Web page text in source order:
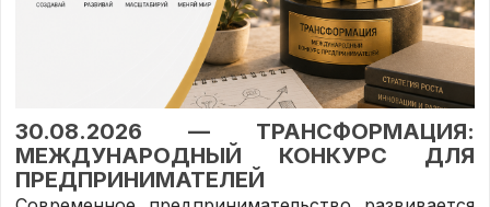
30.08.2026 — ТРАНСФОРМАЦИЯ:
МЕЖДУНАРОДНЫЙ КОНКУРС ДЛЯ
ПРЕДПРИНИМАТЕЛЕЙ